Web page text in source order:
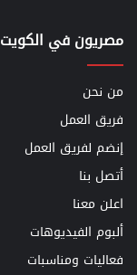
مصريون في الكويت
من نحن
فريق العمل
إنضم لفريق العمل
أتصل بنا
اعلن معنا
ألبوم الفيديوهات
فعاليات ومناسبات